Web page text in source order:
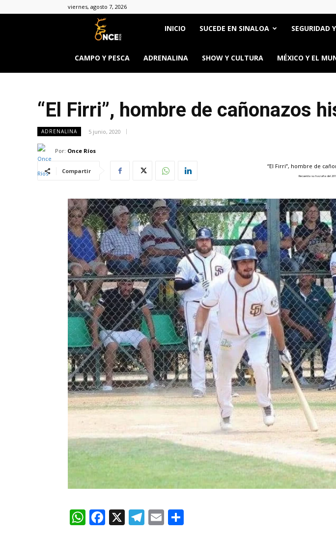
viernes, agosto 7, 2026
Once
Ríos
INICIO SUCEDE EN SINALOA SEGURIDAD
CAMPO Y PESCA ADRENALINA SHOW Y CULTURA MÉXICO Y EL
“El Firri”, hombre de cañonazos
ADRENALINA 5 junio, 2020
Por: Once Ríos
Compartir
“El Firri”, hombre de
Recuerda su hazaña del
W
F
X
T
E